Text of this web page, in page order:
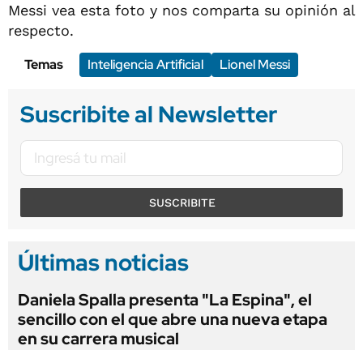
Messi vea esta foto y nos comparta su opinión al
respecto.
Temas
Inteligencia Artificial Lionel Messi
Suscribite al Newsletter
SUSCRIBITE
Últimas noticias
Daniela Spalla presenta "La Espina", el
sencillo con el que abre una nueva etapa
en su carrera musical